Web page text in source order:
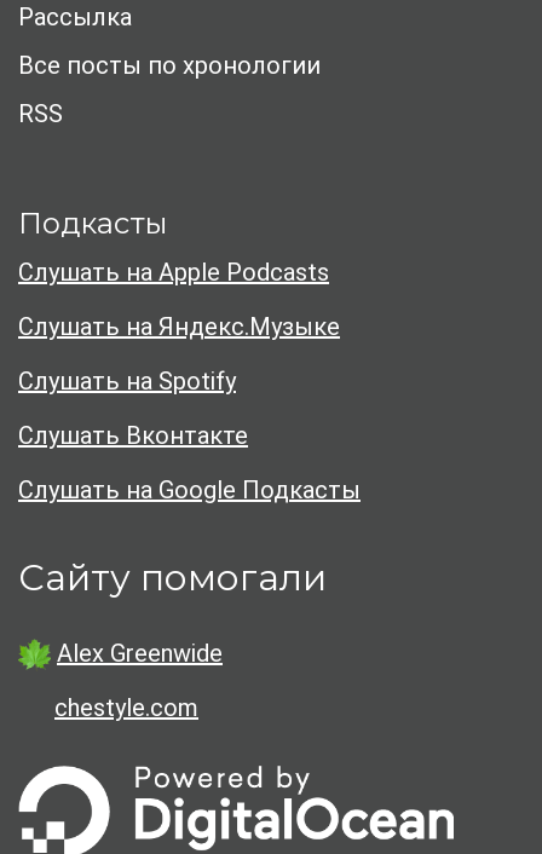
Рассылка
Все посты по хронологии
RSS
Подкасты
Слушать на Apple Podcasts
Слушать на Яндекс.Музыке
Слушать на Spotify
Слушать Вконтакте
Слушать на Google Подкасты
Сайту помогали
Alex Greenwide
chestyle.com